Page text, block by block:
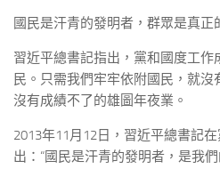
國民是汗青的發明者，群眾是真正
習近平總書記指出，黨和國度工作
民。只需我們牢牢依附國民，就
沒有成績不了的雄圖年夜業。
2013年11月12日，習近平總書記
出：“國民是汗青的發明者，是我